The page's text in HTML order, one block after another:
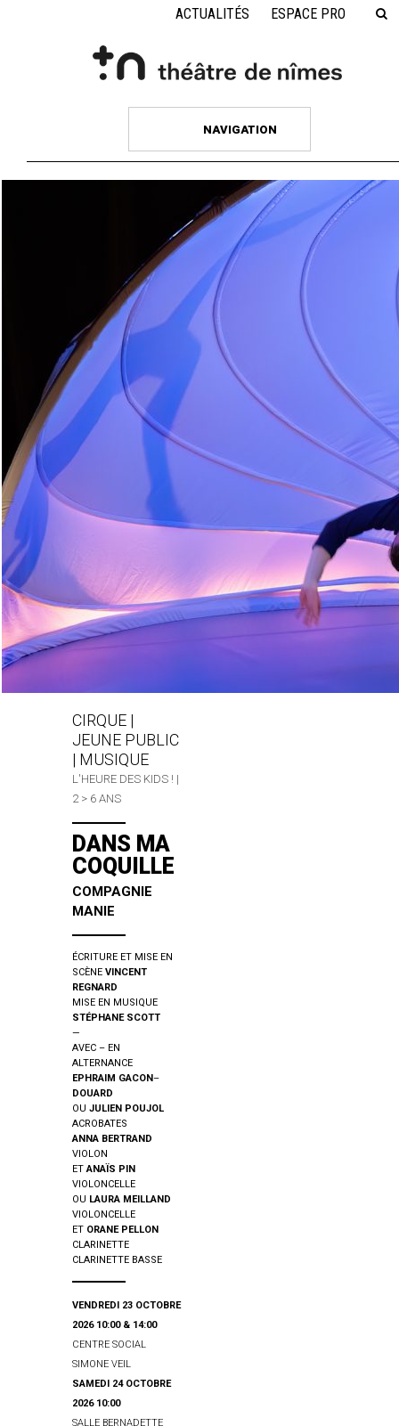
ACTUALITÉS ESPACE PRO
NAVIGATION
CIRQUE|
JEUNE PUBLIC
| MUSIQUE
L'HEURE DES KIDS ! |
2 > 6 ANS
DANS MA
COQUILLE
COMPAGNIE
MANIE
ÉCRITURE ET MISE EN
SCÈNE VINCENT
REGNARD
MISE EN MUSIQUE
STÉPHANE SCOTT
—
AVEC – EN
ALTERNANCE
EPHRAIM GACON–
DOUARD
OU JULIEN POUJOL
ACROBATES
ANNA BERTRAND
VIOLON
ETANAÏS PIN
VIOLONCELLE
OU LAURA MEILLAND
VIOLONCELLE
ET ORANE PELLON
CLARINETTE
CLARINETTE BASSE
VENDREDI 23 OCTOBRE
2026 10:00 & 14:00
CENTRE SOCIAL
SIMONE VEIL
SAMEDI 24 OCTOBRE
2026 10:00
SALLE BERNADETTE
FERMETURE ESTIVALE
La billetterie du Théâtre de Nîmes vous souhaite un bon été et vous
donne rendez-vous à partir du